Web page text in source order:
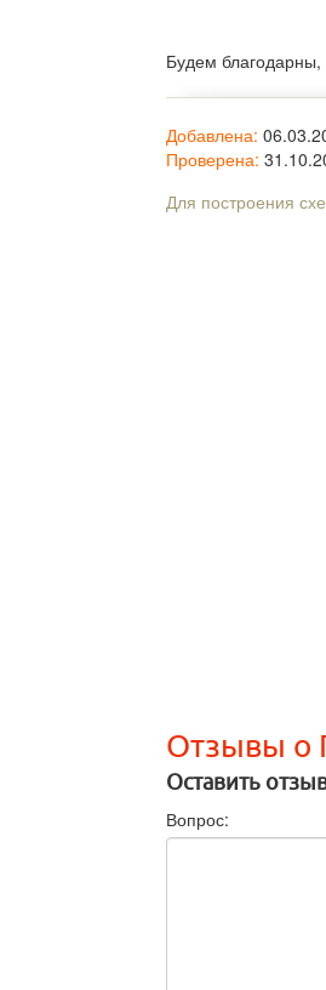
Будем
Добавлена:
Проверена:
Для построения
Отзывы о
Оставить
Вопрос: